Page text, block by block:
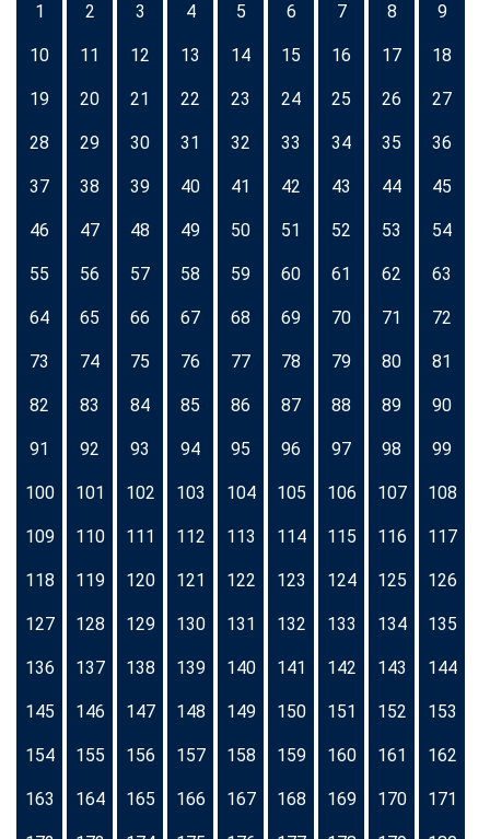
1 2 3 4 5 6 7 8 9
10 11 12 13 14 15 16 17 18
19 20 21 22 23 24 25 26 27
28 29 30 31 32 33 34 35 36
37 38 39 40 41 42 43 44 45
46 47 48 49 50 51 52 53 54
55 56 57 58 59 60 61 62 63
64 65 66 67 68 69 70 71 72
73 74 75 76 77 78 79 80 81
82 83 84 85 86 87 88 89 90
91 92 93 94 95 96 97 98 99
100 101 102 103 104 105 106 107 108
109 110 111 112 113 114 115 116 117
118 119 120 121 122 123 124 125 126
127 128 129 130 131 132 133 134 135
136 137 138 139 140 141 142 143 144
145 146 147 148 149 150 151 152 153
154 155 156 157 158 159 160 161 162
163 164 165 166 167 168 169 170 171